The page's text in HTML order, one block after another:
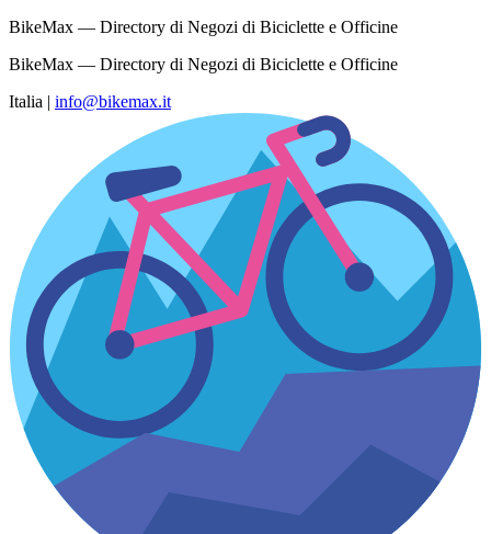
BikeMax — Directory di Negozi di Biciclette e Officine
BikeMax — Directory di Negozi di Biciclette e Officine
Italia | info@bikemax.it